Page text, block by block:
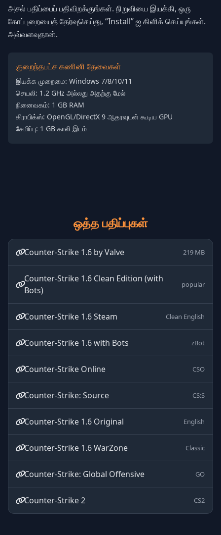
அசல் பதிப்பைப் பதிவிறக்குங்கள். நிறுவியை இயக்கி, ஒரு
கோப்புறையைத் தேர்வுசெய்து, “Install” ஐ கிளிக் செய்யுங்கள்.
அவ்வளவுதான்.
குறைந்தபட்ச கணினி தேவைகள்
இயக்க முறைமை: Windows 7/8/10/11
செயலி: 1.2 GHz அல்லது அதற்கு மேல்
நினைவகம்: 1 GB RAM
கிராபிக்ஸ்: OpenGL/DirectX 9 ஆதரவுடன் கூடிய GPU
சேமிப்பு: 1 GB காலி இடம்
ஒத்த பதிப்புகள்
Counter-Strike 1.6 by Valve 219 MB
Counter-Strike 1.6 Clean Edition (with
Bots)
popular
Counter-Strike 1.6 Steam Clean English
Counter-Strike 1.6 with Bots zBot
Counter-Strike Online CSO
Counter-Strike: Source CS:S
Counter-Strike 1.6 Original English
Counter-Strike 1.6 WarZone Classic
Counter-Strike: Global Offensive GO
Counter-Strike 2 CS2